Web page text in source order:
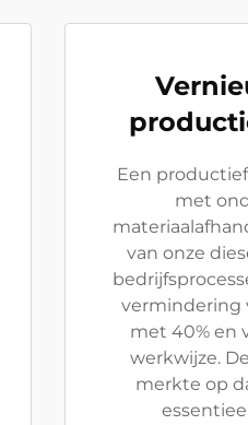
Een
met
van onze
vermindering
met 40% en
werkwijze.
merkte op